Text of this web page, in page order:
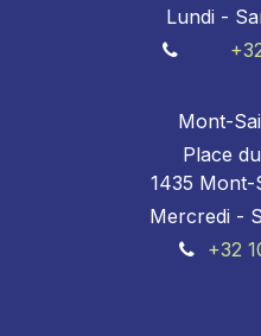
Lundi -
Mont-
Place
1435 Mont-
Mercredi -
+32